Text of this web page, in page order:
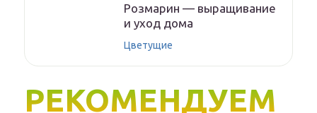
Розмарин — выращивание
и уход дома
Цветущие
РЕКОМЕНДУЕМ